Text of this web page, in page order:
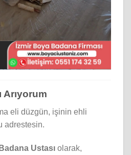
Arıyorum
eli düzgün, işinin ehli
adrestesin.
Ustası olarak,